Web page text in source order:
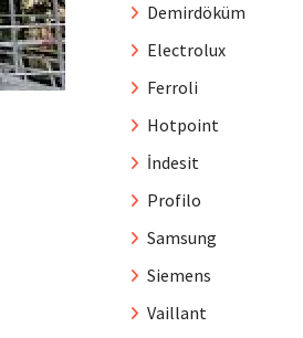
Demirdöküm
Electrolux
Ferroli
Hotpoint
İndesit
Profilo
Samsung
Siemens
Vaillant